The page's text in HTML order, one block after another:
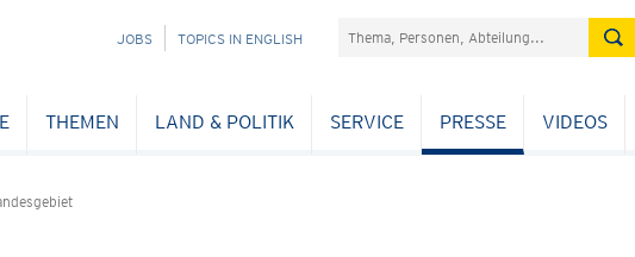
NAVIGATION
JOBS TOPICS IN ENGLISH Suchefeld
THEMEN LAND & POLITIK SERVICE PRESSE VIDEOS